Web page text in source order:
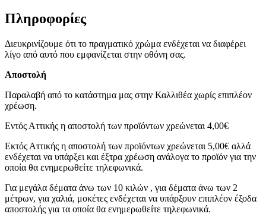
Πληροφορίες
Διευκρινίζουμε ότι το πραγματικό χρώμα ενδέχεται να διαφέρει
λίγο από αυτό που εμφανίζεται στην οθόνη σας.
Αποστολή
Παραλαβή από το κατάστημα μας στην Καλλιθέα χωρίς επιπλέον
χρέωση.
Εντός Αττικής η αποστολή των προϊόντων χρεώνεται 4,00€
Εκτός Αττικής η αποστολή των προϊόντων χρεώνεται 5,00€ αλλά
ενδέχεται να υπάρξει και έξτρα χρέωση ανάλογα το προϊόν για την
οποία θα ενημερωθείτε τηλεφωνικά.
Για μεγάλα δέματα άνω των 10 κιλών , για δέματα άνω των 2
μέτρων, για χαλιά, μοκέτες ενδέχεται να υπάρξουν επιπλέον έξοδα
αποστολής για τα οποία θα ενημερωθείτε τηλεφωνικά.